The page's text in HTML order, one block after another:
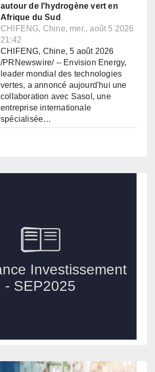
autour de l'hydrogène vert en
Afrique du Sud
CHIFENG, Chine, mer., août 5 2026
21:42
CHIFENG, Chine, 5 août 2026
/PRNewswire/ -- Envision Energy,
leader mondial des technologies
vertes, a annoncé aujourd'hui une
collaboration avec Sasol, une
entreprise internationale
spécialisée…